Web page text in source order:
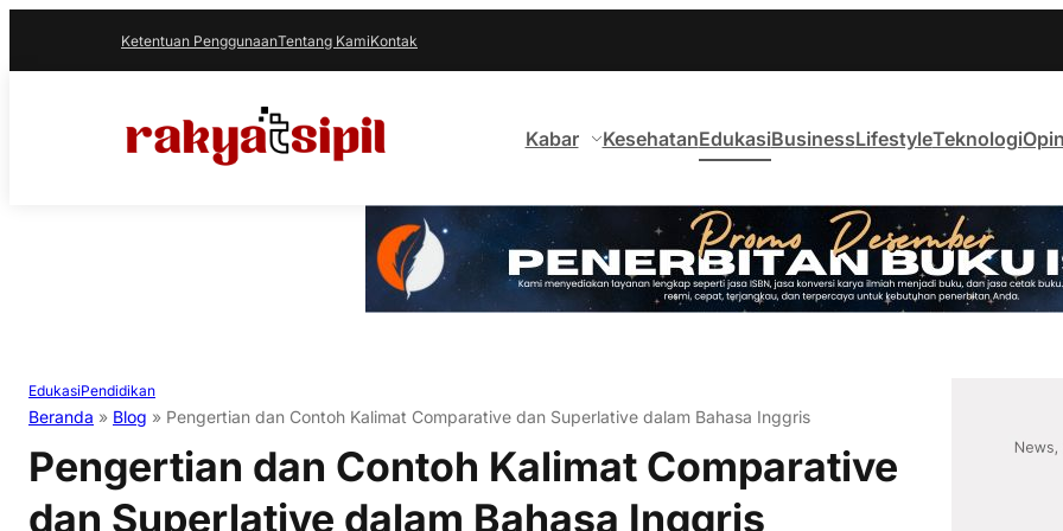
Ketentuan PenggunaanTentang KamiKontak
Kabar KesehatanEdukasiBusinessLifestyleTeknologi
EdukasiPendidikan
Beranda » Blog » Pengertian dan Contoh Kalimat Comparative dan Superlative dalam Bahasa Inggris
Pengertian dan Contoh Kalimat Comparative
dan Superlative dalam Bahasa Inggris